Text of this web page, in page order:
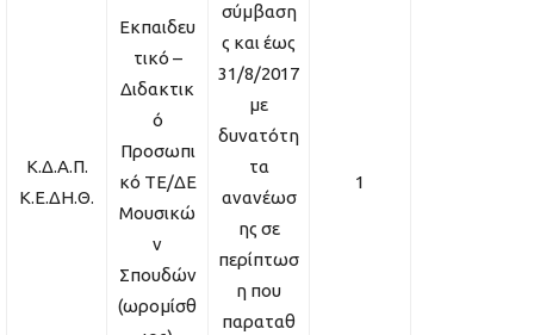
Κ.Δ.Α.Π.
Κ.Ε.ΔΗ.Θ.
Εκπαιδευ
τικό –
Διδακτικ
ό
Προσωπι
κό ΤΕ/ΔΕ
Μουσικώ
ν
Σπουδών
(ωρομίσθ
σύμβαση
ς και έως
31/8/2017
με
δυνατότη
τα
ανανέωσ
ης σε
περίπτωσ
η που
παραταθ
1